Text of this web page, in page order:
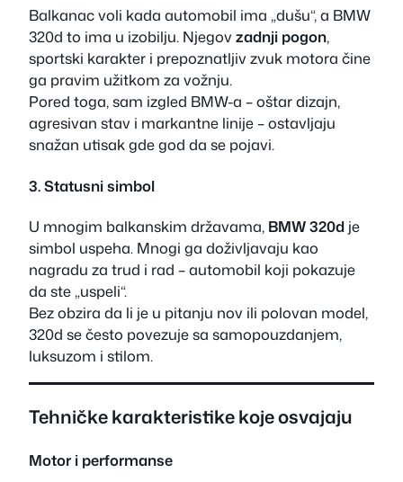
Balkanac voli kada automobil ima „dušu“, a BMW
320d to ima u izobilju. Njegovzadnji pogon,
sportski karakter i prepoznatljiv zvuk motora čine
ga pravim užitkom za vožnju.
Pored toga, sam izgled BMW-a – oštar dizajn,
agresivan stav i markantne linije – ostavljaju
snažan utisak gde god da se pojavi.
3. Statusni simbol
U mnogim balkanskim državama, BMW 320d je
simbol uspeha. Mnogi ga doživljavaju kao
nagradu za trud i rad – automobil koji pokazuje
da ste „uspeli“.
Bez obzira da li je u pitanju nov ili polovan model,
320d se često povezuje sa samopouzdanjem,
luksuzom i stilom.
Tehničke karakteristike koje osvajaju
Motor i performanse